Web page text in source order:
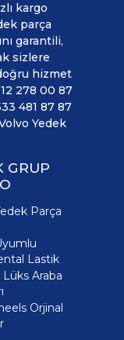
kargo
parça
garantili,
sizlere
hizmet
278 00 87
481 87 87
Yedek
GRUP
Parça
Lastik
Lüks Araba
Orjinal